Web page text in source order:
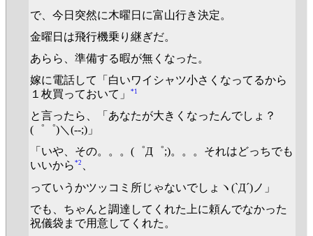
で、今日突然に木曜日に富山行き決定。
金曜日は飛行機乗り継ぎだ。
あらら、準備する暇が無くなった。
嫁に電話して「白いワイシャツ小さくなってるから
１枚買っておいて」
*1
と言ったら、「あなたが大きくなったんでしょ？
(゜゜)＼(--;)」
「いや、その。。。(゜Д゜;)。。。それはどっちでも
いいから *2 、
っていうかツッコミ所じゃないでしょヽ(`Д´)ノ」
でも、ちゃんと調達してくれた上に頼んでなかった
祝儀袋まで用意してくれた。